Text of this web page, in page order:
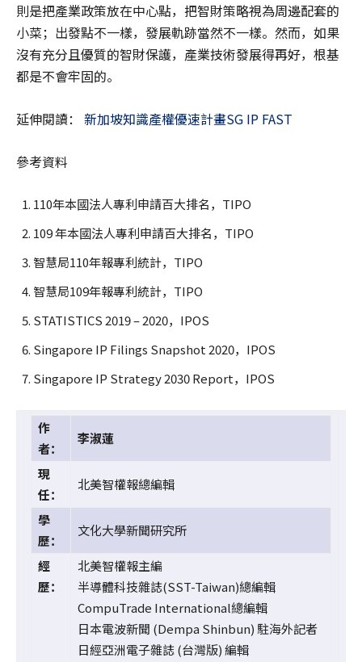
則是把產業政策放在中心點，把智財策略視為周邊配套的
小菜；出發點不一樣，發展軌跡當然不一樣。然而，如果
沒有充分且優質的智財保護，產業技術發展得再好，根基
都是不會牢固的。
延伸閱讀： 新加坡知識產權優速計畫SG IP FAST
參考資料
110年本國法人專利申請百大排名，TIPO
109 年本國法人專利申請百大排名，TIPO
智慧局110年報專利統計，TIPO
智慧局109年報專利統計，TIPO
STATISTICS 2019 – 2020，IPOS
Singapore IP Filings Snapshot 2020，IPOS
Singapore IP Strategy 2030 Report，IPOS
作
者：
李淑蓮
現
任：
北美智權報總編輯
學
歷：
文化大學新聞研究所
經
歷：
北美智權報主編
半導體科技雜誌(SST-Taiwan)總編輯
CompuTrade International總編輯
日本電波新聞 (Dempa Shinbun) 駐海外記者
日經亞洲電子雜誌 (台灣版) 編輯